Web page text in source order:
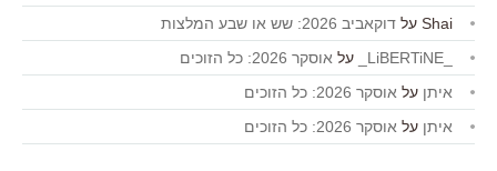
Shai על דוקאביב 2026: שש או שבע המלצות
על אוסקר 2026: כל הזוכים
איתן על אוסקר 2026: כל הזוכים
איתן על אוסקר 2026: כל הזוכים